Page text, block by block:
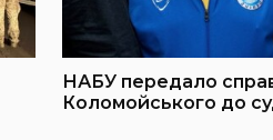
НАБУ передало
Коломойського до